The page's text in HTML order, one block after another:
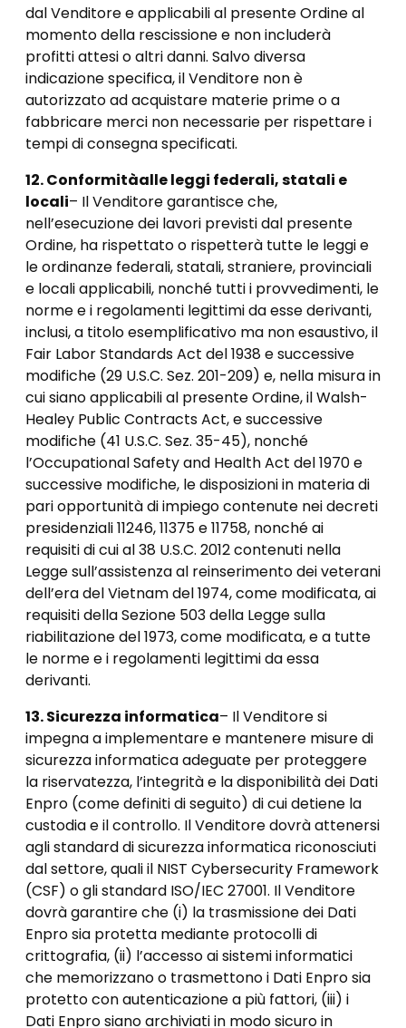
dal Venditore e applicabili al presente Ordine al
momento della rescissione e non includerà
profitti attesi o altri danni. Salvo diversa
indicazione specifica, il Venditore non è
autorizzato ad acquistare materie prime o a
fabbricare merci non necessarie per rispettare i
tempi di consegna specificati.
12. Conformitàalle leggi federali, statali e
locali– Il Venditore garantisce che,
nell’esecuzione dei lavori previsti dal presente
Ordine, ha rispettato o rispetterà tutte le leggi e
le ordinanze federali, statali, straniere, provinciali
e locali applicabili, nonché tutti i provvedimenti, le
norme e i regolamenti legittimi da esse derivanti,
inclusi, a titolo esemplificativo ma non esaustivo, il
Fair Labor Standards Act del 1938 e successive
modifiche (29 U.S.C. Sez. 201-209) e, nella misura in
cui siano applicabili al presente Ordine, il Walsh-
Healey Public Contracts Act, e successive
modifiche (41 U.S.C. Sez. 35-45), nonché
l’Occupational Safety and Health Act del 1970 e
successive modifiche, le disposizioni in materia di
pari opportunità di impiego contenute nei decreti
presidenziali 11246, 11375 e 11758, nonché ai
requisiti di cui al 38 U.S.C. 2012 contenuti nella
Legge sull’assistenza al reinserimento dei veterani
dell’era del Vietnam del 1974, come modificata, ai
requisiti della Sezione 503 della Legge sulla
riabilitazione del 1973, come modificata, e a tutte
le norme e i regolamenti legittimi da essa
derivanti.
13. Sicurezza informatica– Il Venditore si
impegna a implementare e mantenere misure di
sicurezza informatica adeguate per proteggere
la riservatezza, l’integrità e la disponibilità dei Dati
Enpro (come definiti di seguito) di cui detiene la
custodia e il controllo. Il Venditore dovrà attenersi
agli standard di sicurezza informatica riconosciuti
dal settore, quali il NIST Cybersecurity Framework
(CSF) o gli standard ISO/IEC 27001. Il Venditore
dovrà garantire che (i) la trasmissione dei Dati
Enpro sia protetta mediante protocolli di
crittografia, (ii) l’accesso ai sistemi informatici
che memorizzano o trasmettono i Dati Enpro sia
protetto con autenticazione a più fattori, (iii) i
Dati Enpro siano archiviati in modo sicuro in